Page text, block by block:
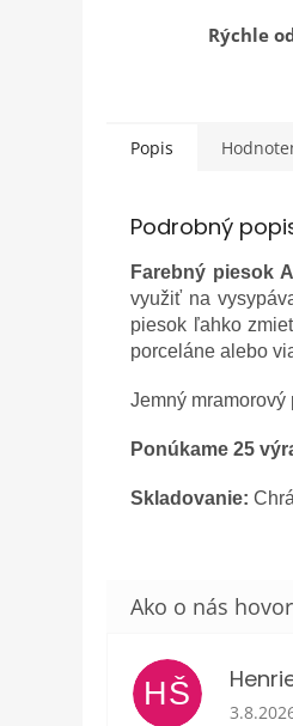
Rýchle
Popis
Podrobný
Farebný piesok
využiť na
piesok ľahko
porceláne alebo
Jemný mramorový
Ponúkame 25
Skladovanie:
HŠ